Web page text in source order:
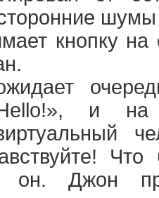
кнопку на
и на
он. Джон